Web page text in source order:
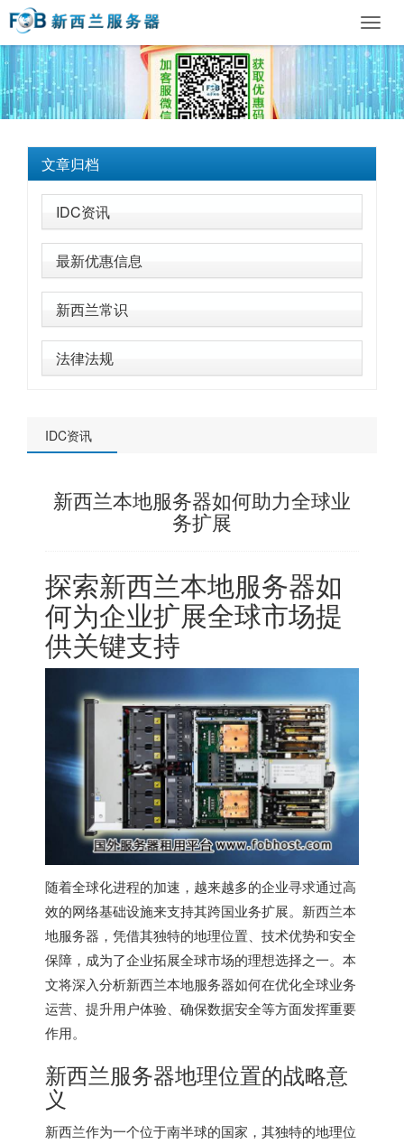
文章归档
IDC资讯
最新优惠信息
新西兰常识
法律法规
IDC资讯
新西兰本地服务器如何助力全球业
务扩展
探索新西兰本地服务器如
何为企业扩展全球市场提
供关键支持
随着全球化进程的加速，越来越多的企业寻求通过高
效的网络基础设施来支持其跨国业务扩展。新西兰本
地服务器，凭借其独特的地理位置、技术优势和安全
保障，成为了企业拓展全球市场的理想选择之一。本
文将深入分析新西兰本地服务器如何在优化全球业务
运营、提升用户体验、确保数据安全等方面发挥重要
作用。
新西兰服务器地理位置的战略意
义
新西兰作为一个位于南半球的国家，其独特的地理位